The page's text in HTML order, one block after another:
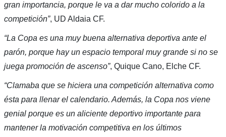
gran importancia, porque le va a dar mucho colorido a la
competición”, UD Aldaia CF.
“La Copa es una muy buena alternativa deportiva ante el
parón, porque hay un espacio temporal muy grande si no se
juega promoción de ascenso”, Quique Cano, Elche CF.
“Clamaba que se hiciera una competición alternativa como
ésta para llenar el calendario. Además, la Copa nos viene
genial porque es un aliciente deportivo importante para
mantener la motivación competitiva en los últimos